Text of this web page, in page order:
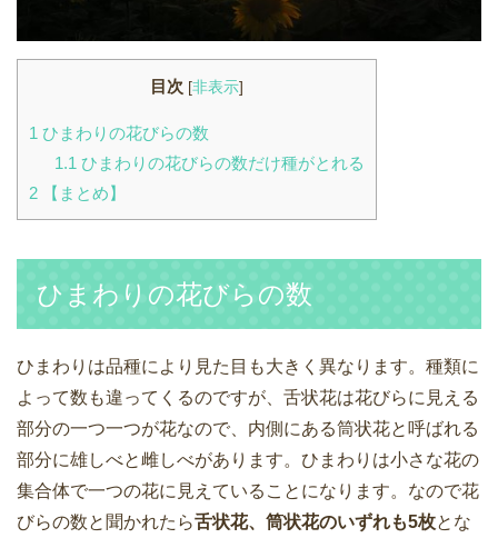
目次 [非表示]
1 ひまわりの花びらの数
1.1 ひまわりの花びらの数だけ種がとれる
2 【まとめ】
ひまわりの花びらの数
ひまわりは品種により見た目も大きく異なります。種類に
よって数も違ってくるのですが、舌状花は花びらに見える
部分の一つ一つが花なので、内側にある筒状花と呼ばれる
部分に雄しべと雌しべがあります。ひまわりは小さな花の
集合体で一つの花に見えていることになります。なので花
びらの数と聞かれたら舌状花、筒状花のいずれも5枚とな